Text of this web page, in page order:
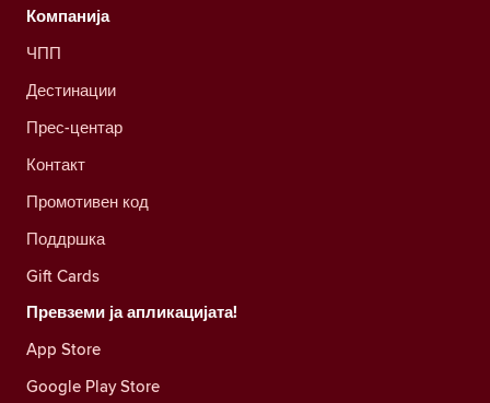
Компанија
ЧПП
Дестинации
Прес-центар
Контакт
Промотивен код
Поддршка
Gift Cards
Превземи ја апликацијата!
App Store
Google Play Store